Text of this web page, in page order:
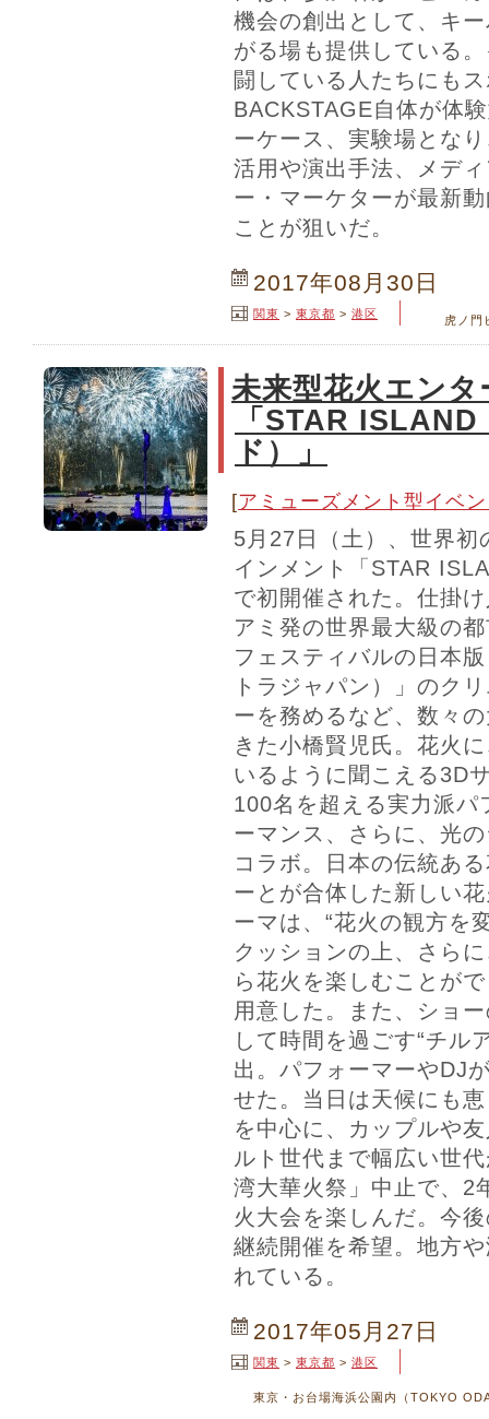
機会の創出として、キ
がる場も提供している
闘している人たちにも
BACKSTAGE自体が体
ーケース、実験場とな
活用や演出手法、メデ
ー・マーケターが最新
ことが狙いだ。
2017年08月30日
関東 > 東京都 > 港区 虎ノ
未来型花火エン
「STAR
ド）」
[アミューズメント型イベ
5月27日（土）、世界
インメント「STAR
で初開催された。仕掛
アミ発の世界最大級の
フェスティバルの日本
トラジャパン）」のク
ーを務めるなど、数々
きた小橋賢児氏。花火
いるように聞こえる3D
100名を超える実力派
ーマンス、さらに、光
コラボ。日本の伝統あ
ーとが合体した新しい
ーマは、“花火の観方を
クッションの上、さら
ら花火を楽しむことが
用意した。また、ショ
して時間を過ごす“チル
出。パフォーマーやDJ
せた。当日は天候にも
を中心に、カップルや
ルト世代まで幅広い世
湾大華火祭」中止で、2
火大会を楽しんだ。今
継続開催を希望。地方
れている。
2017年05月27日
関東 > 東京都 > 港区
東京・お台場海浜公園内（TOKYO